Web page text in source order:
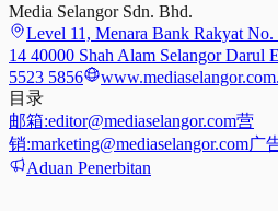
Media Selangor Sdn. Bhd.
Level 11, Menara Bank Rakyat No.
14 40000 Shah Alam Selangor Darul
5523 5856
目录
邮箱:editor@mediaselangor.com营
销:marketing@mediaselangor.com广
Aduan Penerbitan